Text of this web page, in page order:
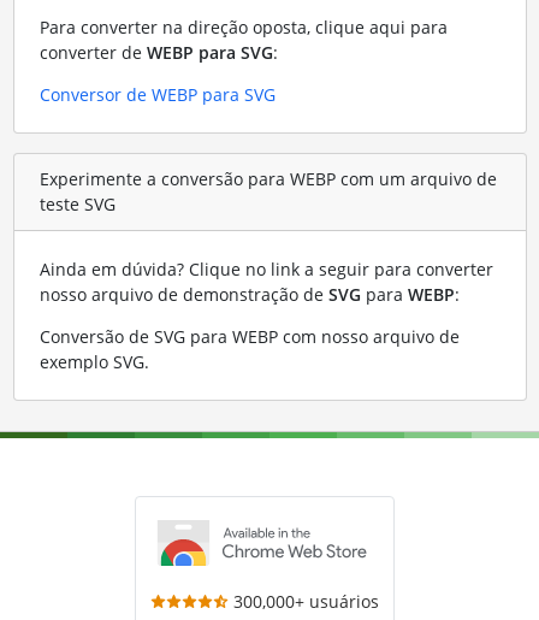
Para converter na direção oposta, clique aqui para
converter de WEBP para SVG:
Conversor de WEBP para SVG
Experimente a conversão para WEBP com um arquivo de
teste SVG
Ainda em dúvida? Clique no link a seguir para converter
nosso arquivo de demonstração de SVG para WEBP:
Conversão de SVG para WEBP com nosso arquivo de
exemplo SVG.
300,000+ usuários